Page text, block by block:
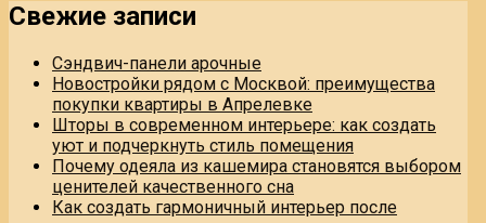
Свежие записи
Сэндвич-панели арочные
Новостройки рядом с Москвой: преимущества
покупки квартиры в Апрелевке
Шторы в современном интерьере: как создать
уют и подчеркнуть стиль помещения
Почему одеяла из кашемира становятся выбором
ценителей качественного сна
Как создать гармоничный интерьер после